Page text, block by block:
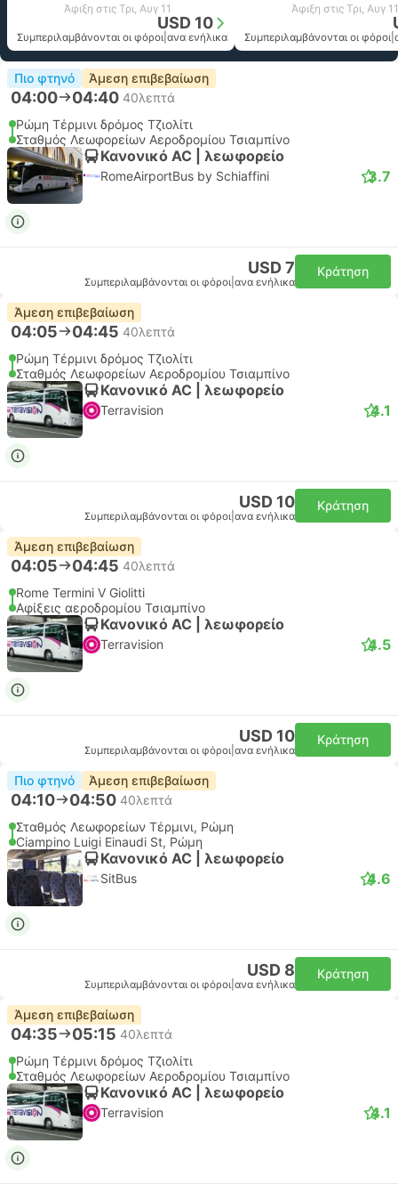
Άφιξη στις Τρι, Αυγ 11
USD 10
Συμπεριλαμβάνονται οι φόροι ανα ενήλικα
Άφιξη στις Τρι, Αυγ 11
Συμπεριλαμβάνονται οι φόροι
Πιο φτηνό Άμεση επιβεβαίωση
04:00 04:40 40λεπτά
Ρώμη Τέρμινι δρόμος Τζιολίτι
Σταθμός Λεωφορείων Αεροδρομίου Τσιαμπίνο
Κανονικό AC | λεωφορείο
RomeAirportBus by Schiaffini 3.7
USD 7
Συμπεριλαμβάνονται οι φόροι ανα ενήλικα
Κράτηση
Άμεση επιβεβαίωση
04:05 04:45 40λεπτά
Ρώμη Τέρμινι δρόμος Τζιολίτι
Σταθμός Λεωφορείων Αεροδρομίου Τσιαμπίνο
Κανονικό AC | λεωφορείο
Terravision 4.1
USD 10
Συμπεριλαμβάνονται οι φόροι ανα ενήλικα
Κράτηση
Άμεση επιβεβαίωση
04:05 04:45 40λεπτά
Rome Termini V Giolitti
Αφίξεις αεροδρομίου Τσιαμπίνο
Κανονικό AC | λεωφορείο
Terravision 4.5
USD 10
Συμπεριλαμβάνονται οι φόροι ανα ενήλικα
Κράτηση
Πιο φτηνό Άμεση επιβεβαίωση
04:10 04:50 40λεπτά
Σταθμός Λεωφορείων Τέρμινι, Ρώμη
Ciampino Luigi Einaudi St, Ρώμη
Κανονικό AC | λεωφορείο
SitBus 4.6
USD 8
Συμπεριλαμβάνονται οι φόροι ανα ενήλικα
Κράτηση
Άμεση επιβεβαίωση
04:35 05:15 40λεπτά
Ρώμη Τέρμινι δρόμος Τζιολίτι
Σταθμός Λεωφορείων Αεροδρομίου Τσιαμπίνο
Κανονικό AC | λεωφορείο
Terravision 4.1